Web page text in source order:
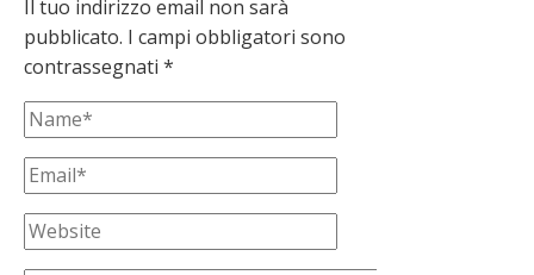
Il tuo indirizzo email non sarà
pubblicato. I campi obbligatori sono
contrassegnati *